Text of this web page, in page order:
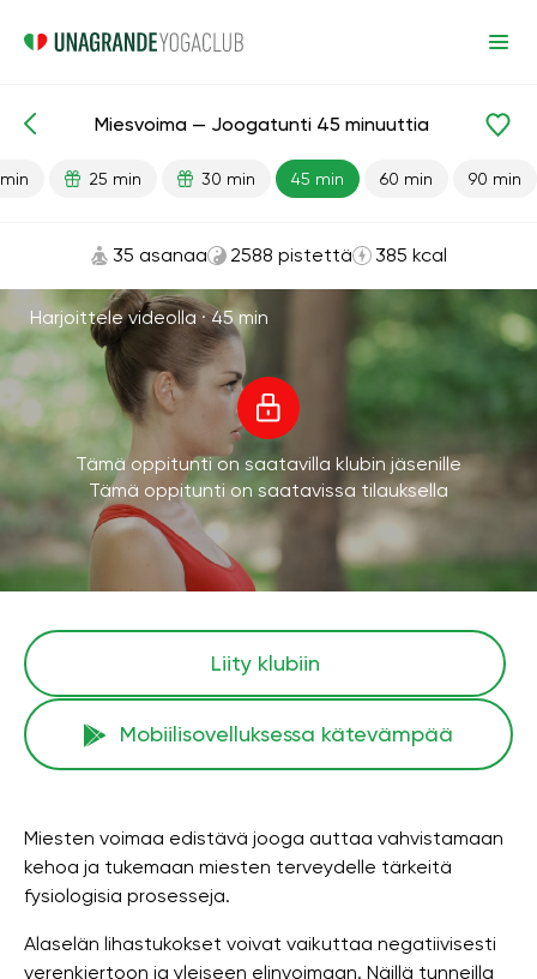
Valmiit oppitunnit Seksi
Miesvoima — Joogatunti 45 minuuttia
25 min 30 min 45 min 60 min 90 min
35 asanaa 2588 pistettä 385 kcal
Harjoittele videolla ·45 min
Tämä oppitunti on saatavilla klubin jäsenille
Tämä oppitunti on saatavissa tilauksella
Liity klubiin
Mobiilisovelluksessa kätevämpää
Miesten voimaa edistävä jooga auttaa vahvistamaan
kehoa ja tukemaan miesten terveydelle tärkeitä
fysiologisia prosesseja.
Alaselän lihastukokset voivat vaikuttaa negatiivisesti
verenkiertoon ja yleiseen elinvoimaan. Näillä tunneilla